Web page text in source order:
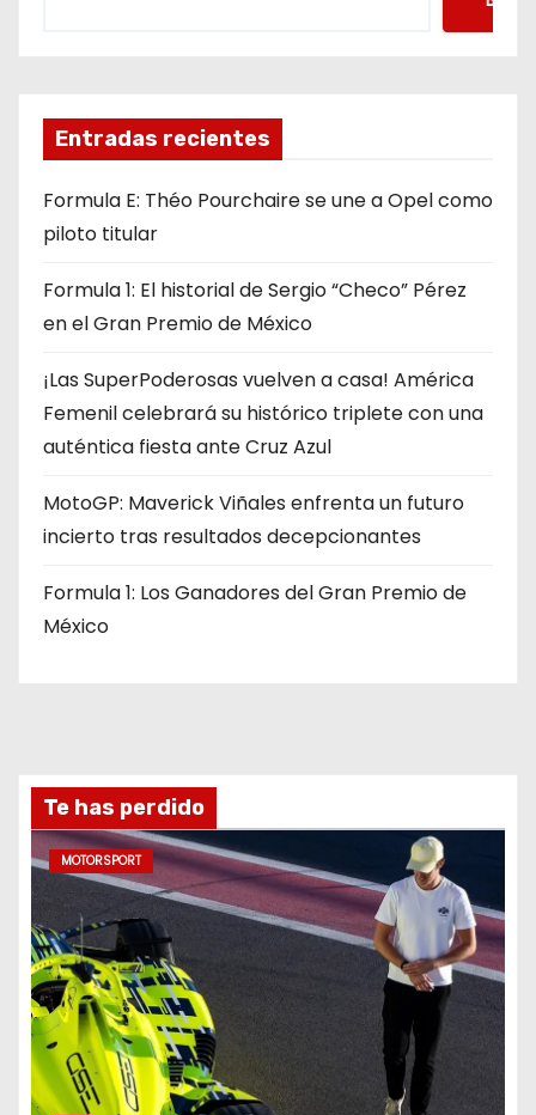
Entradas recientes
Formula E: Théo Pourchaire se une a Opel como
piloto titular
Formula 1: El historial de Sergio “Checo” Pérez
en el Gran Premio de México
¡Las SuperPoderosas vuelven a casa! América
Femenil celebrará su histórico triplete con una
auténtica fiesta ante Cruz Azul
MotoGP: Maverick Viñales enfrenta un futuro
incierto tras resultados decepcionantes
Formula 1: Los Ganadores del Gran Premio de
México
Te has perdido
MOTORSPORT